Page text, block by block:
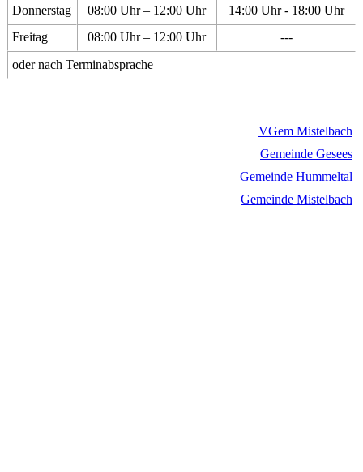
Donnerstag
08:00 Uhr – 12:00 Uhr
14:00 Uhr - 18:00 Uhr
Freitag
08:00 Uhr – 12:00 Uhr
---
oder nach Terminabsprache
VGem Mistelbach
Gemeinde Gesees
Gemeinde Hummeltal
Gemeinde Mistelbach